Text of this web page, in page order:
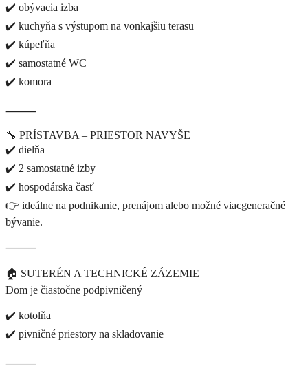
✔️ obývacia izba
✔️ kuchyňa s výstupom na vonkajšiu terasu
✔️ kúpeľňa
✔️ samostatné WC
✔️ komora
⸻
🔧 PRÍSTAVBA – PRIESTOR NAVYŠE
✔️ dielňa
✔️ 2 samostatné izby
✔️ hospodárska časť
👉 ideálne na podnikanie, prenájom alebo možné viacgeneračné
bývanie.
⸻
🏠 SUTERÉN A TECHNICKÉ ZÁZEMIE
Dom je čiastočne podpivničený
✔️ kotolňa
✔️ pivničné priestory na skladovanie
⸻